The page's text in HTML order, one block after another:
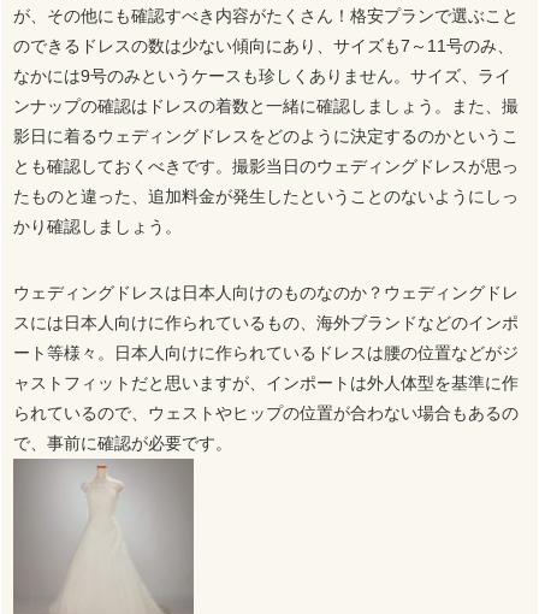
が、その他にも確認すべき内容がたくさん！格安プランで選ぶこと
のできるドレスの数は少ない傾向にあり、サイズも7～11号のみ、
なかには9号のみというケースも珍しくありません。サイズ、ライ
ンナップの確認はドレスの着数と一緒に確認しましょう。また、撮
影日に着るウェディングドレスをどのように決定するのかというこ
とも確認しておくべきです。撮影当日のウェディングドレスが思っ
たものと違った、追加料金が発生したということのないようにしっ
かり確認しましょう。
ウェディングドレスは日本人向けのものなのか？ウェディングドレ
スには日本人向けに作られているもの、海外ブランドなどのインポ
ート等様々。日本人向けに作られているドレスは腰の位置などがジ
ャストフィットだと思いますが、インポートは外人体型を基準に作
られているので、ウェストやヒップの位置が合わない場合もあるの
で、事前に確認が必要です。